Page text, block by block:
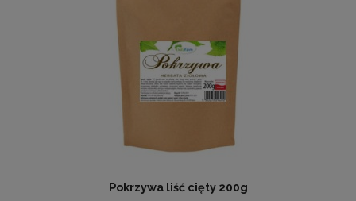
Pokrzywa liść cięty 200g